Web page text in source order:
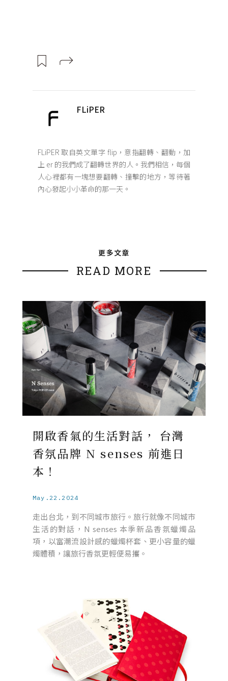
FLiPER
FLiPER 取自英文單字 flip，意指翻轉、翻動，加
上 er 的我們成了翻轉世界的人。我們相信，每個
人心裡都有一塊想要翻轉、撞擊的地方，等待著
內心發起小小革命的那一天。
更多文章
READ MORE
開啟香氣的生活對話， 台灣
香氛品牌 N senses 前進日
本！
May.22.2024
走出台北，到不同城市旅行。旅行就像不同城市
生活的對話，N senses 本季新品香氛蠟燭品
項，以富潮流設計感的蠟燭杯套、更小容量的蠟
燭體積，讓旅行香氛更輕便易攜。